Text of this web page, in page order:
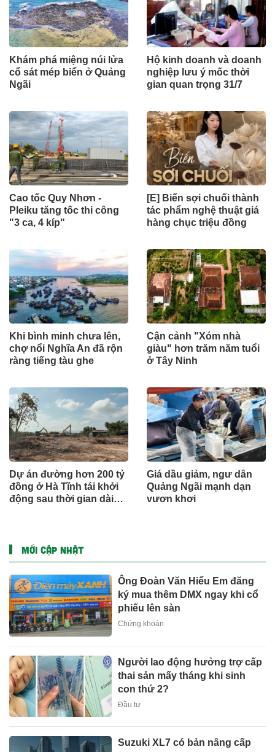
Khám phá miệng núi lửa
cổ sát mép biển ở Quảng
Ngãi
Hộ kinh doanh và doanh
nghiệp lưu ý mốc thời
gian quan trọng 31/7
Cao tốc Quy Nhơn -
Pleiku tăng tốc thi công
"3 ca, 4 kíp"
[E] Biến sợi chuối thành
tác phẩm nghệ thuật giá
hàng chục triệu đồng
Khi bình minh chưa lên,
chợ nổi Nghĩa An đã rộn
ràng tiếng tàu ghe
Cận cảnh "Xóm nhà
giàu" hơn trăm năm tuổi
ở Tây Ninh
Dự án đường hơn 200 tỷ
đồng ở Hà Tĩnh tái khởi
động sau thời gian dài
Giá dầu giảm, ngư dân
Quảng Ngãi mạnh dạn
vươn khơi
MỚI CẬP NHẬT
Ông Đoàn Văn Hiểu Em đăng
ký mua thêm DMX ngay khi cổ
phiếu lên sàn
Chứng khoán
Người lao động hưởng trợ cấp
thai sản mấy tháng khi sinh
con thứ 2?
Đầu tư
Suzuki XL7 có bản nâng cấp